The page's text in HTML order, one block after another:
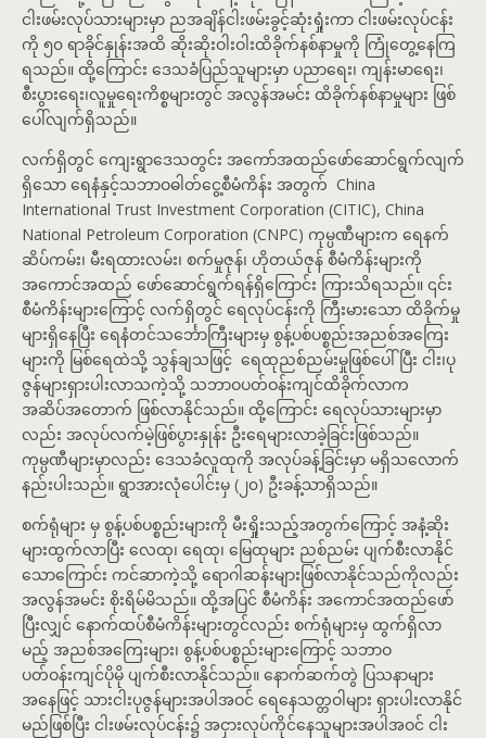
ငါးဖမ်းလုပ်သားများမှာ ညအချိန်ငါးဖမ်းခွင့်ဆုံးရှုံးကာ ငါးဖမ်းလုပ်ငန်း
ကို ၅၀ ရာခိုင်နှုန်းအထိ ဆိုးဆိုးဝါးဝါးထိခိုက်နစ်နာမှုကို ကြုံတွေ့နေကြ
ရသည်။ ထို့ကြောင်း ဒေသခံပြည်သူများမှာ ပညာရေး၊ ကျန်းမာရေး၊
စီးပွားရေး၊လူမှုရေးကိစ္စများတွင် အလွန်အမင်း ထိခိုက်နစ်နာမှုများ ဖြစ်
ပေါ်လျက်ရှိသည်။
လက်ရှိတွင် ကျေးရွာဒေသတွင်း အကော်အထည်ဖော်ဆောင်ရွက်လျက်
ရှိသော ရေနံနှင့်သဘာဝဓါတ်ငွေ့စီမံကိန်း အတွက် China
International Trust Investment Corporation (CITIC), China
National Petroleum Corporation (CNPC) ကုမ္ပဏီများက ရေနက်
ဆိပ်ကမ်း၊ မီးရထားလမ်း၊ စက်မှုဇုန်၊ ဟိုတယ်ဇုန် စီမံကိန်းများကို
အကောင်အထည် ဖော်ဆောင်ရွက်ရန်ရှိကြောင်း ကြားသိရသည်။ ၎င်း
စီမံကိန်းများကြောင့် လက်ရှိတွင် ရေလုပ်ငန်းကို ကြီးမားသော ထိခိုက်မှု
များရှိနေပြီး ရေနံတင်သင်္ဘောကြီးများမှ စွန့်ပစ်ပစ္စည်းအညစ်အကြေး
များကို မြစ်ရေထဲသို့ သွန်ချသဖြင့် ရေထုညစ်ညမ်းမှုဖြစ်ပေါ်ပြီး ငါး၊ပု
ဇွန်များရှားပါးလာသကဲ့သို့ သဘာဝပတ်ဝန်းကျင်ထိခိုက်လာက
အဆိပ်အတောက် ဖြစ်လာနိုင်သည်။ ထို့ကြောင်း ရေလုပ်သားများမှာ
လည်း အလုပ်လက်မဲ့ဖြစ်ပွားနှုန်း ဦးရေများလာခဲ့ခြင်းဖြစ်သည်။
ကုမ္ပဏီများမှာလည်း ဒေသခံလူထုကို အလုပ်ခန့်ခြင်းမှာ မရှိသလောက်
နည်းပါးသည်။ ရွာအားလုံပေါင်းမှ (၂၀) ဦးခန့်သာရှိသည်။
စက်ရုံများ မှ စွန့်ပစ်ပစ္စည်းများကို မီးရှိုးသည့်အတွက်ကြောင့် အနံ့ဆိုး
များထွက်လာပြီး လေထု၊ ရေထု၊ မြေထုများ ညစ်ညမ်း ပျက်စီးလာနိုင်
သောကြောင်း ကင်ဆာကဲ့သို့ ရောဂါဆန်းများဖြစ်လာနိုင်သည်ကိုလည်း
အလွန်အမင်း စိုးရိမ်မိသည်။ ထို့အပြင် စီမံကိန်း အကောင်အထည်ဖော်
ပြီးလျှင် နောက်ထပ်စီမံကိန်းများတွင်လည်း စက်ရုံများမှ ထွက်ရှိလာ
မည့် အညစ်အကြေးများ၊ စွန့်ပစ်ပစ္စည်းများကြောင့် သဘာဝ
ပတ်ဝန်းကျင်ပိုမို ပျက်စီးလာနိုင်သည်။ နောက်ဆက်တွဲ ပြသနာများ
အနေဖြင့် သားငါးပုဇွန်များအပါအဝင် ရေနေသတ္တဝါများ ရှားပါးလာနိုင်
မည်ဖြစ်ပြီး ငါးဖမ်းလုပ်ငန်း၌ အငှားလုပ်ကိုင်နေသူများအပါအဝင် ငါး